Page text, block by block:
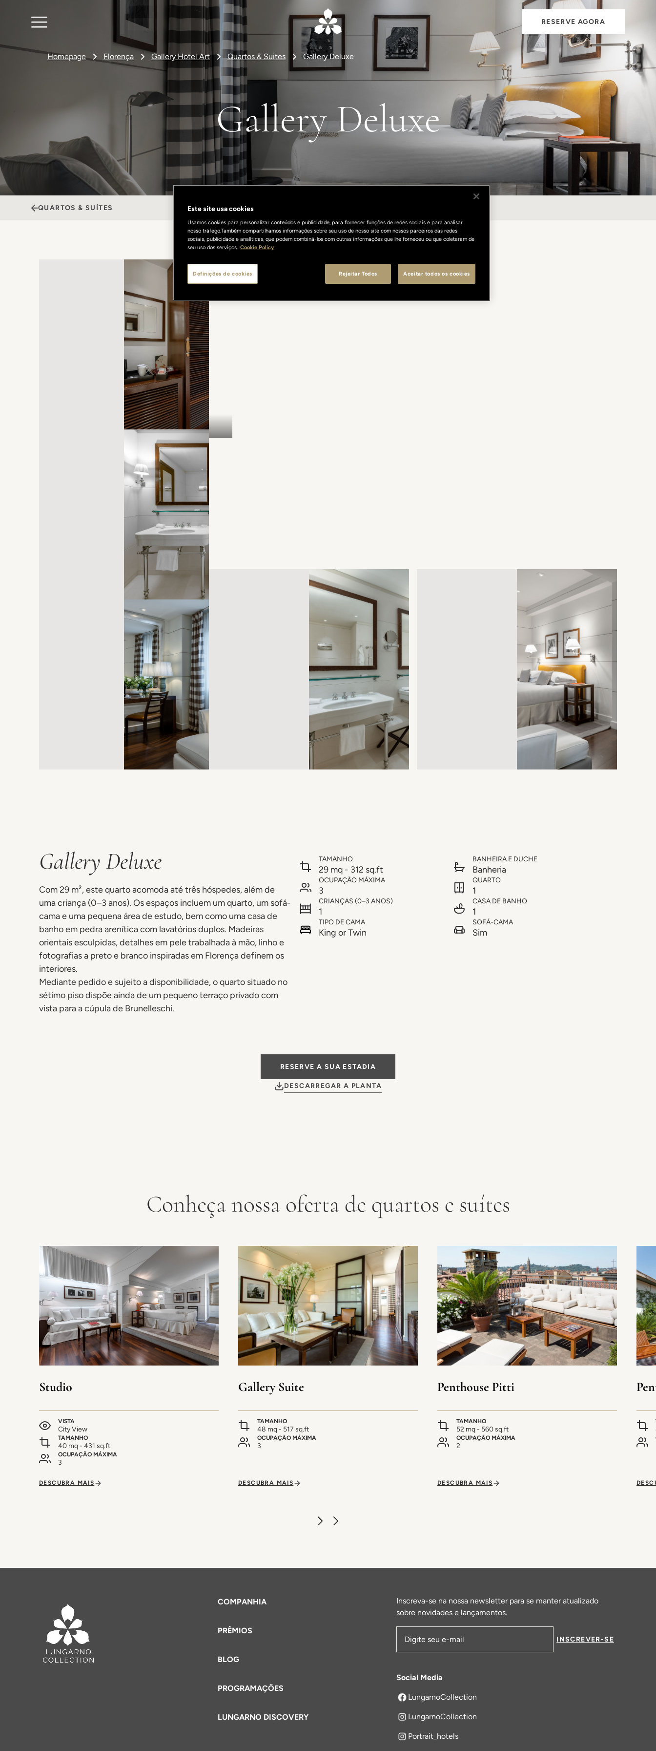
RESERVE AGORA
Homepage Florença Gallery Hotel Art Quartos & Suites Gallery Deluxe
Gallery Deluxe
QUARTOS & SUÍTES
Gallery Deluxe
Com 29 m², este quarto acomoda até três hóspedes, além de
uma criança (0–3 anos). Os espaços incluem um quarto, um sofá-
cama e uma pequena área de estudo, bem como uma casa de
banho em pedra arenítica com lavatórios duplos. Madeiras
orientais esculpidas, detalhes em pele trabalhada à mão, linho e
fotografias a preto e branco inspiradas em Florença definem os
interiores.
Mediante pedido e sujeito a disponibilidade, o quarto situado no
sétimo piso dispõe ainda de um pequeno terraço privado com
vista para a cúpula de Brunelleschi.
TAMANHO
29 mq - 312 sq.ft
OCUPAÇÃO MÁXIMA
3
CRIANÇAS (0–3 ANOS)
1
TIPO DE CAMA
King or Twin
BANHEIRA E DUCHE
Banheria
QUARTO
1
CASA DE BANHO
1
SOFÁ-CAMA
Sim
RESERVE A SUA ESTADIA
DESCARREGAR A PLANTA
Conheça nossa oferta de quartos e suítes
Studio
VISTA
City View
TAMANHO
40 mq - 431 sq.ft
OCUPAÇÃO MÁXIMA
3
DESCUBRA MAIS
Gallery Suite
TAMANHO
48 mq - 517 sq.ft
OCUPAÇÃO MÁXIMA
3
DESCUBRA MAIS
Penthouse Pitti
TAMANHO
52 mq - 560 sq.ft
OCUPAÇÃO MÁXIMA
2
DESCUBRA MAIS
COMPANHIA
PRÊMIOS
BLOG
PROGRAMAÇÕES
LUNGARNO DISCOVERY
Inscreva-se na nossa newsletter para se manter atualizado
sobre novidades e lançamentos.
Endereço de email
INSCREVER-SE
Social Media
LungarnoCollection
abre em uma nova aba
LungarnoCollection
Portrait_hotels
Este site usa cookies
Usamos cookies para personalizar conteúdos e publicidade, para fornecer funções de redes sociais e para analisar
nosso tráfego.Também compartilhamos informações sobre seu uso de nosso site com nossos parceiros das redes
sociais, publicidade e analíticas, que podem combiná-los com outras informações que lhe forneceu ou que coletaram de
seu uso dos serviços. Cookie Policy
Rejeitar Todos Aceitar todos os cookies
Definições de cookies